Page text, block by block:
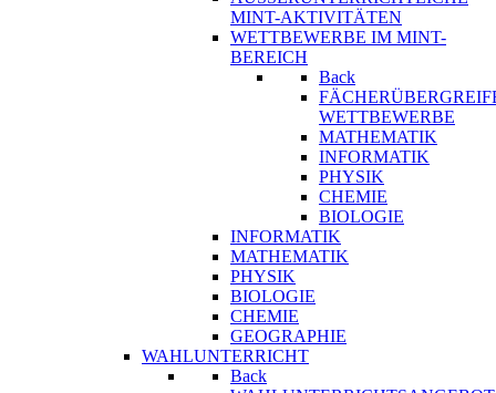
MINT-AKTIVITÄTEN
WETTBEWERBE IM MINT-
BEREICH
Back
WETTBEWERBE
MATHEMATIK
INFORMATIK
PHYSIK
CHEMIE
BIOLOGIE
INFORMATIK
MATHEMATIK
PHYSIK
BIOLOGIE
CHEMIE
GEOGRAPHIE
WAHLUNTERRICHT
Back